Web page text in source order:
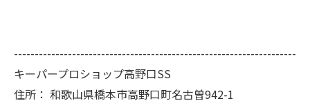
--------------------------------------------------------------------
キーパープロショップ高野口SS
住所： 和歌山県橋本市高野口町名古曽942-1